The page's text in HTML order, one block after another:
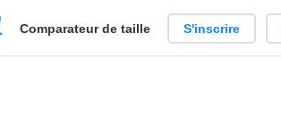
Créer
Comparateur de taille S'inscrire